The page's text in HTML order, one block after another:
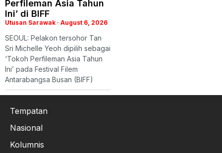
Perfileman Asia Tahun
Ini’ di BIFF
Utusan Sarawak August 6, 2026
SEOUL: Pelakon tersohor Tan
Sri Michelle Yeoh dipilih sebagai
‘Tokoh Perfileman Asia Tahun
Ini’ pada Festival Filem
Antarabangsa Busan (BIFF)
Tempatan
Nasional
Kolumnis